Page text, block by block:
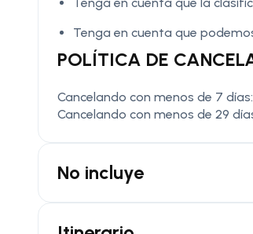
Tenga en cuenta que
POLÍTICA DE
Cancelando con menos de 7
Cancelando con menos de 29
No incluye